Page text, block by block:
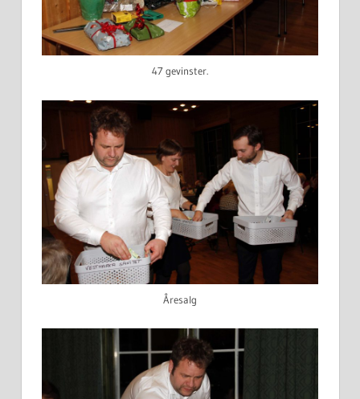
47 gevinster.
Åresalg